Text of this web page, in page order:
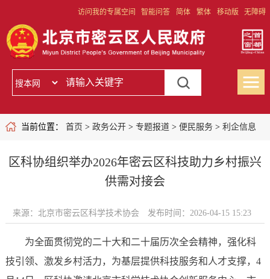
访问我的专属空间 智能问答 简体 繁体 移动版 无障碍
当前位置： 首页 > 政务公开> 专题报道> 便民服务> 利企信息
区科协组织举办2026年密云区科技助力乡村振兴
供需对接会
来源：北京市密云区科学技术协会 发布时间：2026-04-15 15:23
为全面贯彻党的二十大和二十届历次全会精神，强化科
技引领、激发乡村活力，为基层提供科技服务和人才支撑，4